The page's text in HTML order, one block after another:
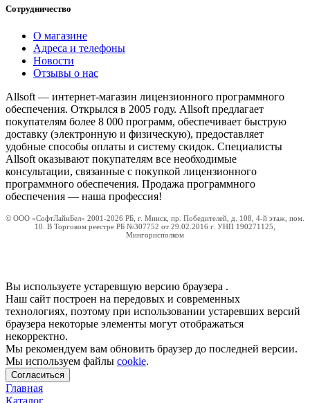
Сотрудничество
О магазине
Адреса и телефоны
Новости
Отзывы о нас
Allsoft — интернет-магазин лицензионного программного
обеспечения. Открылся в 2005 году. Allsoft предлагает
покупателям более 8 000 программ, обеспечивает быструю
доставку (электронную и физическую), предоставляет
удобные способы оплаты и систему скидок. Специалисты
Allsoft оказывают покупателям все необходимые
консультации, связанные с покупкой лицензионного
программного обеспечения. Продажа программного
обеспечения — наша профессия!
© ООО «СофтЛайнБел» 2001-2026 РБ, г. Минск, пр. Победителей, д. 108, 4-й этаж, пом.
10. В Торговом реестре РБ №307752 от 29.02.2016 г. УНП 190271125,
Мингорисполком
Вы используете устаревшую версию браузера .
Наш сайт построен на передовых и современных
технологиях, поэтому при использовании устаревших версий
браузера некоторые элементы могут отображаться
некорректно.
Мы рекомендуем вам обновить браузер до последней версии.
Мы используем файлы cookie.
Согласиться
Главная
Каталог